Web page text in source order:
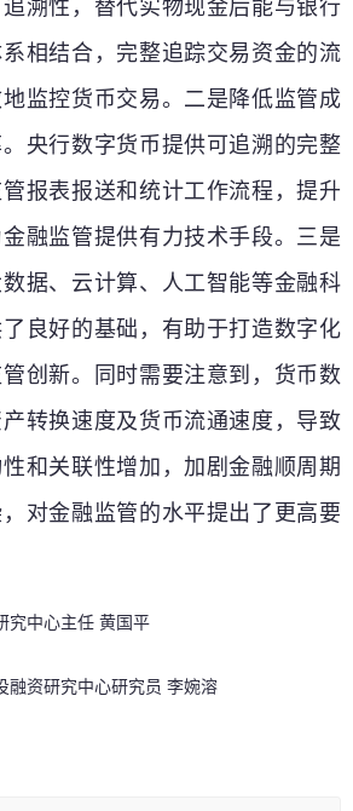
溯性，替代实物现金后能与银行
相结合，完整追踪交易资金的流
监控货币交易。二是降低监管成
央行数字货币提供可追溯的完整
报表报送和统计工作流程，提升
融监管提供有力技术手段。三是
据、云计算、人工智能等金融科
良好的基础，有助于打造数字化
创新。同时需要注意到，货币数
转换速度及货币流通速度，导致
和关联性增加，加剧金融顺周期
对金融监管的水平提出了更高要
究中心主任 黄国平
融资研究中心研究员 李婉溶